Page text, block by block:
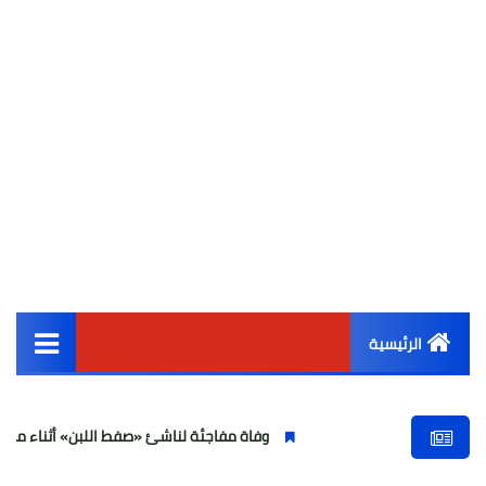
الرئيسية
أخبار مصر
وفاة مفاجئة لناشئ «صفط اللبن» أثناء مباراة في